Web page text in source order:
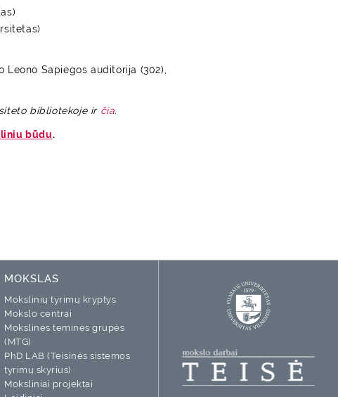
Leono Sapiegos auditorija (302),
bibliotekoje ir čia.
būdu.
MOKSLAS
Mokslinių tyrimų kryptys
Mokslo centrai
Mokslinės teminės grupės
(MTG)
PhD LAB (Teisinės sistemos
tyrimų skyrius)
Moksliniai projektai